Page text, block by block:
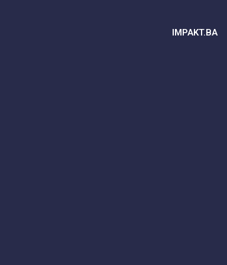
IMPAKT.BA